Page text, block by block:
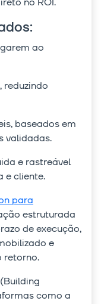
ao
reduzindo
baseados em
validadas.
e rastreável
e cliente.
para
estruturada
de execução,
e
retorno.
como a